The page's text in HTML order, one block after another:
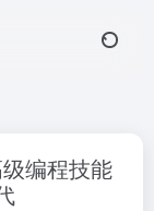
编程技能